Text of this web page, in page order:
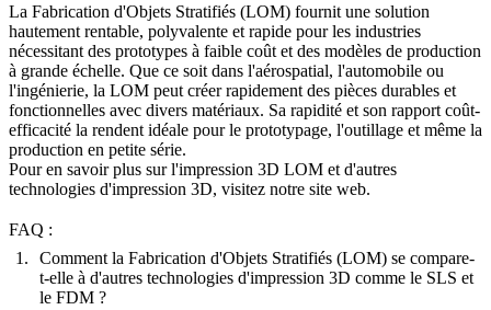
La Fabrication d'Objets Stratifiés (LOM) fournit une solution
hautement rentable, polyvalente et rapide pour les industries
nécessitant des prototypes à faible coût et des modèles de production
à grande échelle. Que ce soit dans l'aérospatial, l'automobile ou
l'ingénierie, la LOM peut créer rapidement des pièces durables et
fonctionnelles avec divers matériaux. Sa rapidité et son rapport coût-
efficacité la rendent idéale pour le prototypage, l'outillage et même la
production en petite série.
Pour en savoir plus sur l'impression 3D LOM et d'autres
technologies d'impression 3D, visitez notre site web.
FAQ :
Comment la Fabrication d'Objets Stratifiés (LOM) se compare-
t-elle à d'autres technologies d'impression 3D comme le SLS et
le FDM ?